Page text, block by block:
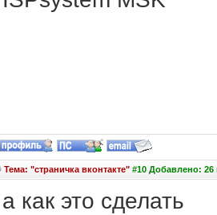
Тема: "страничка вконтакте"#10 Добавлено: 26
а как это сделать